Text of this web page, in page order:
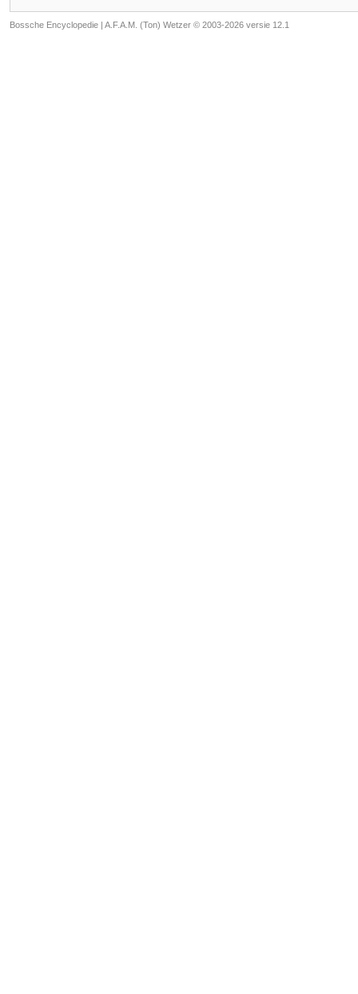
Bossche Encyclopedie | A.F.A.M. (Ton) Wetzer © 2003-2026 versie 12.1